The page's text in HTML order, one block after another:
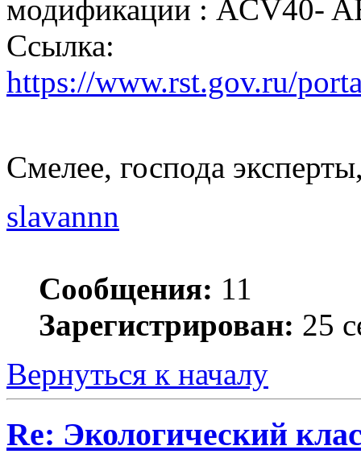
модификации : ACV40-
Ссылка:
https://www.rst.gov.ru/
Смелее, господа
slavannn
Сообщения: 11
Зарегистрирован: 25
Вернуться к началу
Re: Экологический